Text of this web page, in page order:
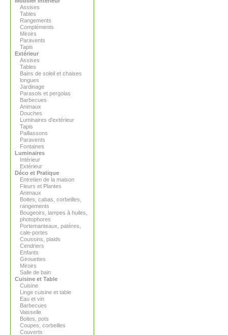
Assises
Tables
Rangements
Compléments
Miroirs
Paravents
Tapis
Extérieur
Assises
Tables
Bains de soleil et chaises
longues
Jardinage
Parasols et pergolas
Barbecues
Animaux
Douches
Luminaires d'extérieur
Tapis
Paillassons
Paravents
Fontaines
Luminaires
Intérieur
Extérieur
Déco et Pratique
Entretien de la maison
Fleurs et Plantes
Animaux
Boites, cabas, corbeilles,
rangements
Bougeoirs, lampes à huiles,
photophores
Portemanteaux, patères,
cale-portes
Coussins, plaids
Cendriers
Enfants
Girouettes
Miroirs
Salle de bain
Cuisine et Table
Cuisine
Linge cuisine et table
Eau et vin
Barbecues
Vaisselle
Boites, pots
Coupes, corbeilles
Couverts